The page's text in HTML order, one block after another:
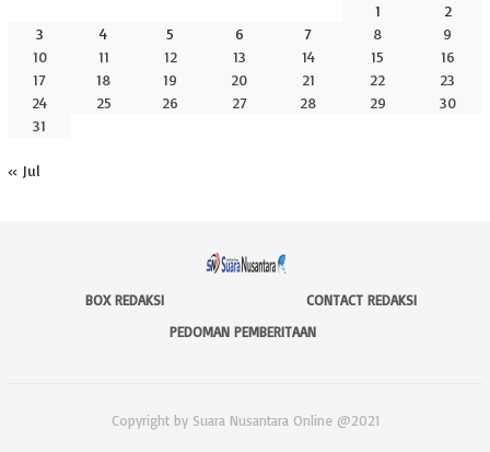
1
2
3
4 5 6 7 8
9
10
11 12 13 14 15
16
17
18 19 20 21 22
23
24
25 26 27 28 29
30
31
« Jul
BOX REDAKSI
CONTACT REDAKSI
PEDOMAN PEMBERITAAN
Copyright by Suara Nusantara Online @2021